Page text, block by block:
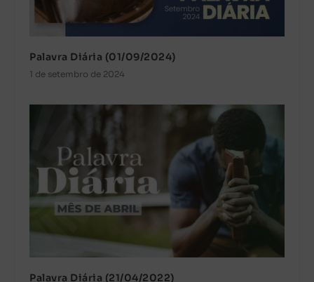
Palavra Diária (01/09/2024)
1 de setembro de 2024
Palavra Diária (21/04/2022)